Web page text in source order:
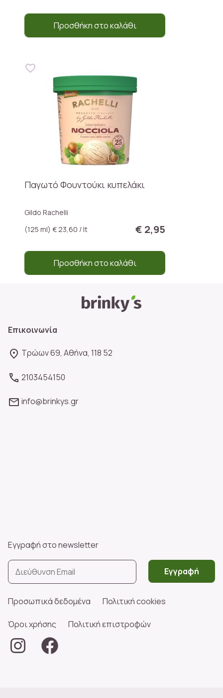
Προσθήκη στο καλάθι
Παγωτό Φουντούκι κυπελάκι
Gildo Rachelli
(125 ml) € 23,60 / lt
€ 2,95
Προσθήκη στο καλάθι
Επικοινωνία
Τρώων 69, Αθήνα, 118 52
2103454150
info@brinkys.gr
Εγγραφή στο newsletter
Εγγραφή
Προσωπικά δεδομένα Πολιτική cookies
Όροι χρήσης Πολιτική επιστροφών